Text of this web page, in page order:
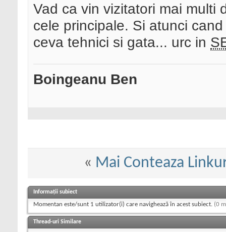
Vad ca vin vizitatori mai multi
cele principale. Si atunci
ceva tehnici si gata... urc in
Boingeanu Ben
« Mai Conteaza
Informații subiect
Momentan este/sunt 1 utilizator(i) care navighează în acest subiect. (0
Thread-uri Similare